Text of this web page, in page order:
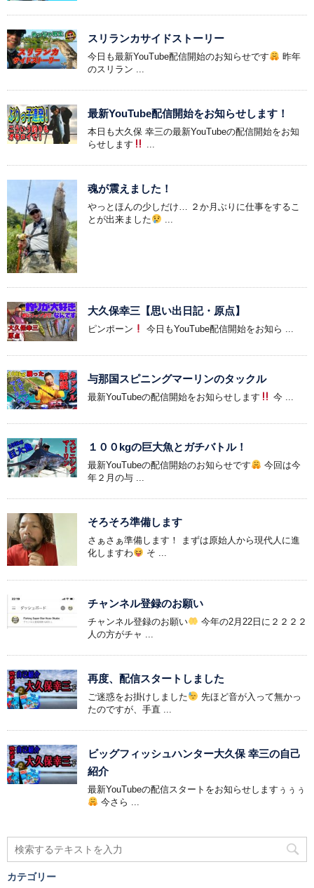
スリランカサイドストーリー
今日も最新YouTube配信開始のお知らせです
昨年
のスリラン ...
最新YouTube配信開始をお知らせします！
本日も大久保 幸三の最新YouTubeの配信開始をお知
らせします
魂が震えました！
やっとほんの少しだけ… ２か月ぶりに仕事をするこ
とが出来ました
大久保幸三【思い出日記・原点】
ピンポーン 今日もYouTube配信開始をお知ら ...
与那国スピニングマーリンのタックル
最新YouTubeの配信開始をお知らせします 今 ...
１００kgの巨大魚とガチバトル！
最新YouTubeの配信開始のお知らせです
今回は今
年２月の与 ...
そろそろ準備します
さぁさぁ準備します！ まずは原始人から現代人に進
化しますわ
そ ...
チャンネル登録のお願い
チャンネル登録のお願い
今年の2月22日に２２２２
人の方がチャ ...
再度、配信スタートしました
ご迷惑をお掛けしました
先ほど音が入って無かっ
たのですが、手直 ...
ビッグフィッシュハンター大久保 幸三の自己
紹介
最新YouTubeの配信スタートをお知らせしますぅぅぅ
今さら ...
カテゴリー